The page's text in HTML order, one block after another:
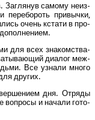
Загля­нув само­му неиз­
при­выч­ки,
очень кста­ти в про­
для всех зна­ком­ства­
диа­лог меж­
Все узна­ли мно­го
других.
дня. Отря­ды
вопро­сы и нача­ли гото­